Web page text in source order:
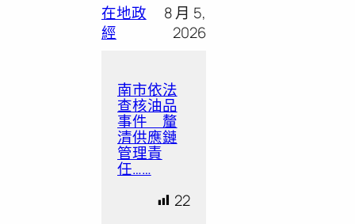
在地政
經
8 月 5,
2026
南市依法
查核油品
事件 釐
清供應鏈
管理責
任……
22